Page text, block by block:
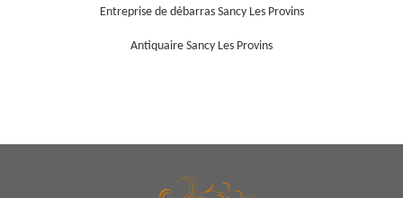
Entreprise de débarras Sancy Les Provins
Antiquaire Sancy Les Provins